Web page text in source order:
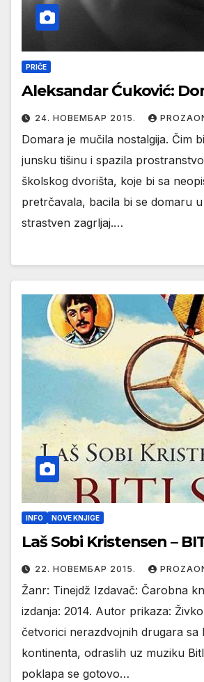
PRIČE
Aleksandar Ćuković:
24. НОВЕМБАР 2015.
Domara je mučila nostalgija. Čim
junsku tišinu i spazila
školskog dvorišta, koje bi sa
pretrčavala, bacila bi se domaru
strastven zagrljaj.…
INFO NOVE KNJIGE
Laš Sobi Kristensen –
22. НОВЕМБАР 2015.
Žanr: Tinejdž Izdavač: Čarobna
izdanja: 2014. Autor prikaza:
četvorici nerazdvojnih drugara sa
kontinenta, odraslih uz muziku
poklapa se gotovo…